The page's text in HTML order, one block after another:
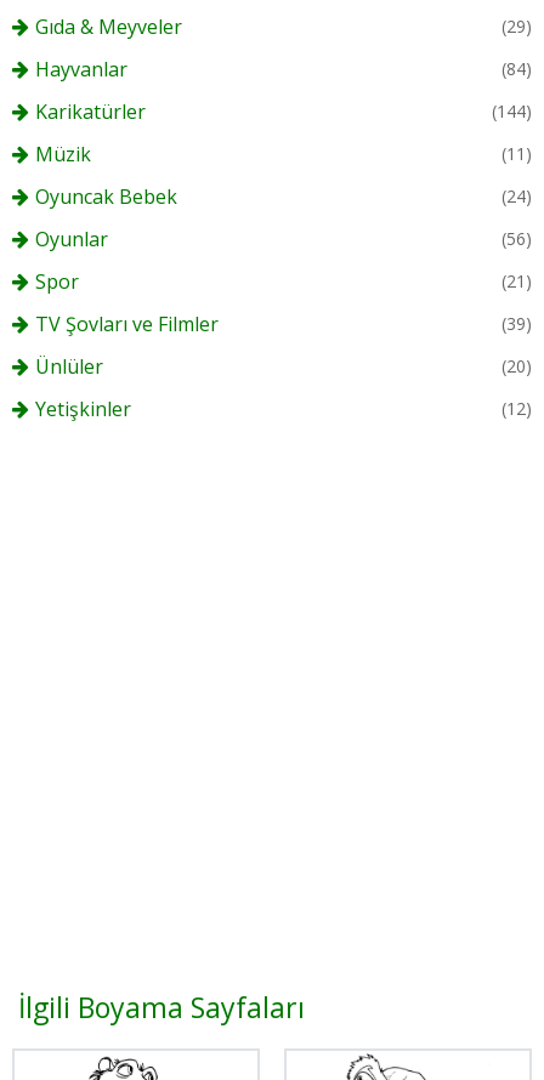
Gıda & Meyveler (29)
Hayvanlar (84)
Karikatürler (144)
Müzik (11)
Oyuncak Bebek (24)
Oyunlar (56)
Spor (21)
TV Şovları ve Filmler (39)
Ünlüler (20)
Yetişkinler (12)
İlgili Boyama Sayfaları